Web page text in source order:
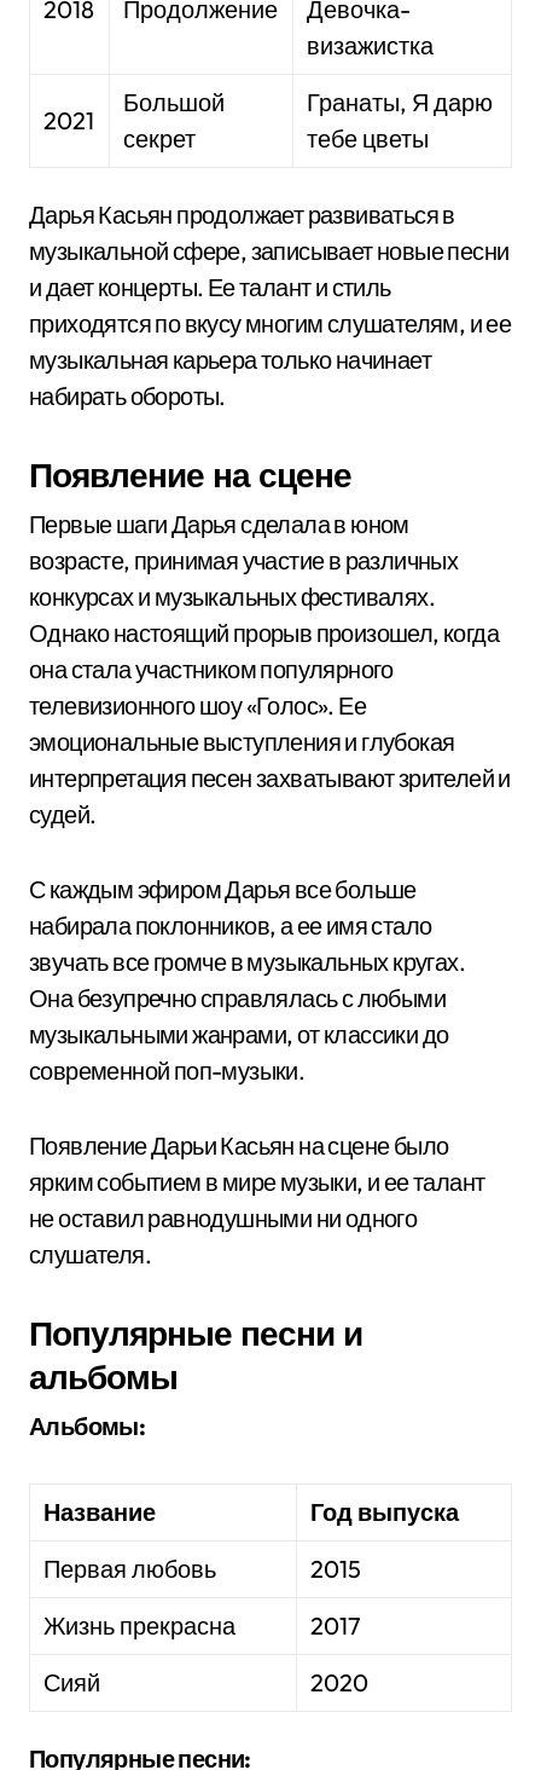
2018 Продолжение
Девочка-
визажистка
2021
Большой
секрет
Гранаты, Я дарю
тебе цветы
Дарья Касьян продолжает развиваться в
музыкальной сфере, записывает новые песни
и дает концерты. Ее талант и стиль
приходятся по вкусу многим слушателям, и ее
музыкальная карьера только начинает
набирать обороты.
Появление на сцене
Первые шаги Дарья сделала в юном
возрасте, принимая участие в различных
конкурсах и музыкальных фестивалях.
Однако настоящий прорыв произошел, когда
она стала участником популярного
телевизионного шоу «Голос». Ее
эмоциональные выступления и глубокая
интерпретация песен захватывают зрителей и
судей.
С каждым эфиром Дарья все больше
набирала поклонников, а ее имя стало
звучать все громче в музыкальных кругах.
Она безупречно справлялась с любыми
музыкальными жанрами, от классики до
современной поп-музыки.
Появление Дарьи Касьян на сцене было
ярким событием в мире музыки, и ее талант
не оставил равнодушными ни одного
слушателя.
Популярные песни и
альбомы
Альбомы:
Название
Год выпуска
Первая любовь
2015
Жизнь прекрасна
2017
Сияй
2020
Популярные песни: